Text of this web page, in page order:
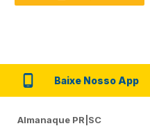
Baixe Nosso App
Almanaque PR|SC